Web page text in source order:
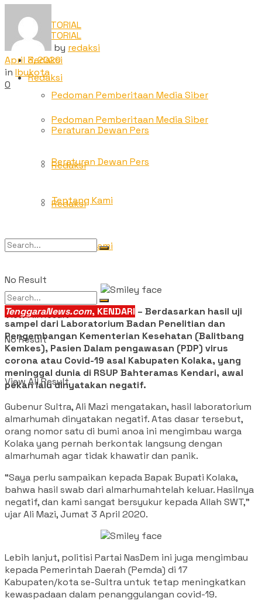
ADVETORIAL
Redaksi
Pedoman Pemberitaan Media Siber
Peraturan Dewan Pers
Redaksi
Tentang Kami
No Result
View All Result
ADVETORIAL
Redaksi
Pedoman Pemberitaan Media Siber
Peraturan Dewan Pers
Redaksi
Tentang Kami
No Result
View All Result
by redaksi
April 3, 2020
in Ibukota
0
TenggaraNews.com, KENDARI – Berdasarkan hasil uji
sampel dari Laboratorium Badan Penelitian dan
Pengembangan Kementerian Kesehatan (Balitbang
Kemkes), Pasien Dalam pengawasan (PDP) virus
corona atau Covid-19 asal Kabupaten Kolaka, yang
meninggal dunia di RSUP Bahteramas Kendari, awal
pekan lalu dinyatakan negatif.
Gubenur Sultra, Ali Mazi mengatakan, hasil laboratorium
almarhumah dinyatakan negatif. Atas dasar tersebut,
orang nomor satu di bumi anoa ini mengimbau warga
Kolaka yang pernah berkontak langsung dengan
almarhumah agar tidak khawatir dan panik.
“Saya perlu sampaikan kepada Bapak Bupati Kolaka,
bahwa hasil swab dari almarhumahtelah keluar. Hasilnya
negatif, dan kami sangat bersyukur kepada Allah SWT,”
ujar Ali Mazi, Jumat 3 April 2020.
Lebih lanjut, politisi Partai NasDem ini juga mengimbau
kepada Pemerintah Daerah (Pemda) di 17
Kabupaten/kota se-Sultra untuk tetap meningkatkan
kewaspadaan dalam penanggulangan covid-19.